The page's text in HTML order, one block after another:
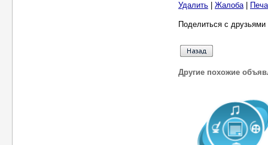
Удалить Жалоба|
Поделиться с
Другие похожие